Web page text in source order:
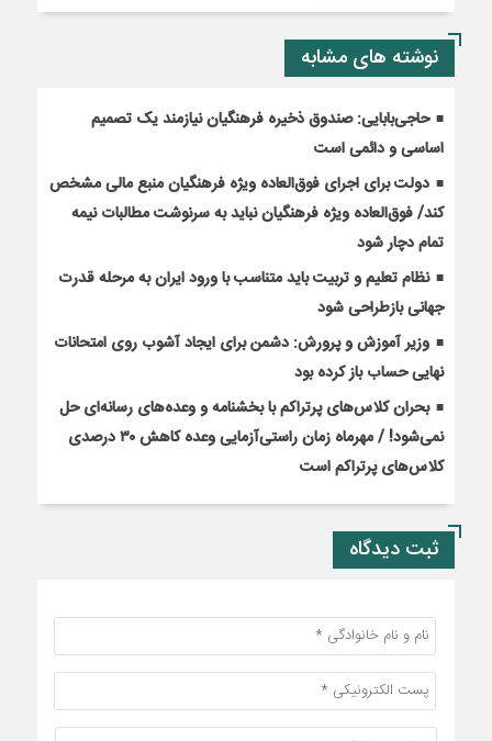
نوشته های مشابه
حاجی‌بابایی: صندوق ذخیره فرهنگیان نیازمند یک تصمیم
اساسی و دائمی است
دولت برای اجرای فوق‌العاده ویژه فرهنگیان منبع مالی مشخص
کند/ فوق‌العاده ویژه فرهنگیان نباید به سرنوشت مطالبات نیمه‌
تمام دچار شود
نظام تعلیم و تربیت باید متناسب با ورود ایران به مرحله قدرت
جهانی بازطراحی شود
وزیر آموزش و پرورش: دشمن برای ایجاد آشوب روی امتحانات
نهایی حساب باز کرده بود
بحران کلاس‌های پرتراکم با بخشنامه و وعده‌های رسانه‌ای حل
نمی‌شود! / مهرماه زمان راستی‌آزمایی وعده کاهش ۳۰ درصدی
کلاس‌های پرتراکم است
ثبت دیدگاه